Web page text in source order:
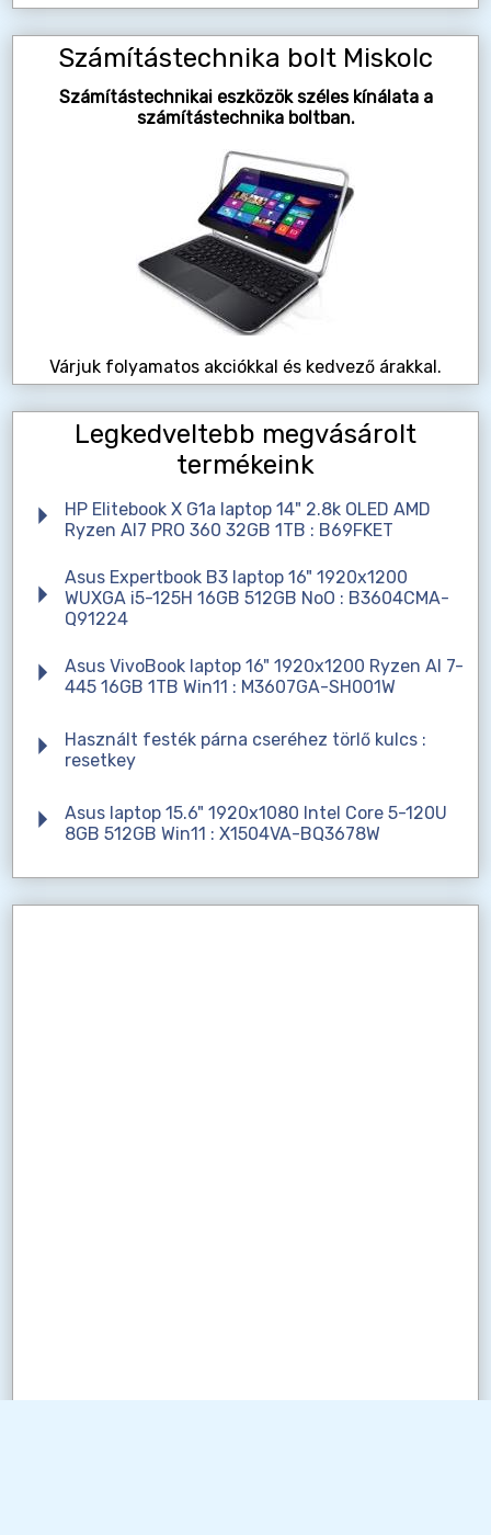
Számítástechnika bolt Miskolc
Számítástechnikai eszközök széles kínálata a
számítástechnika boltban.
Várjuk folyamatos akciókkal és kedvező árakkal.
Legkedveltebb megvásárolt
termékeink
HP Elitebook X G1a laptop 14" 2.8k OLED AMD
Ryzen AI7 PRO 360 32GB 1TB : B69FKET
Asus Expertbook B3 laptop 16" 1920x1200
WUXGA i5-125H 16GB 512GB NoO : B3604CMA-
Q91224
Asus VivoBook laptop 16" 1920x1200 Ryzen AI 7-
445 16GB 1TB Win11 : M3607GA-SH001W
Használt festék párna cseréhez törlő kulcs :
resetkey
Asus laptop 15.6" 1920x1080 Intel Core 5-120U
8GB 512GB Win11 : X1504VA-BQ3678W